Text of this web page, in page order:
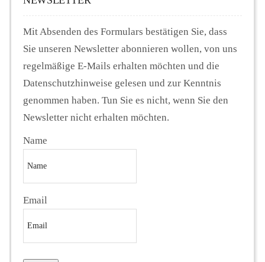
Mit Absenden des Formulars bestätigen Sie, dass
Sie unseren Newsletter abonnieren wollen, von uns
regelmäßige E-Mails erhalten möchten und die
Datenschutzhinweise gelesen und zur Kenntnis
genommen haben. Tun Sie es nicht, wenn Sie den
Newsletter nicht erhalten möchten.
Name
Email